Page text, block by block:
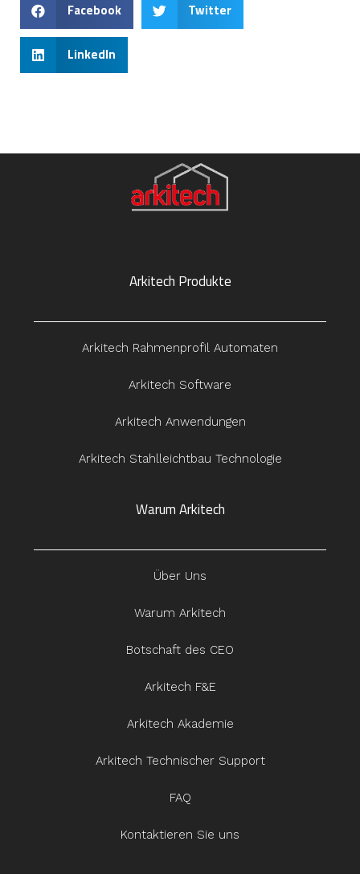
Facebook Twitter
LinkedIn
Arkitech Produkte
Arkitech Rahmenprofil Automaten
Arkitech Software
Arkitech Anwendungen
Arkitech Stahlleichtbau Technologie
Warum Arkitech
Über Uns
Warum Arkitech
Botschaft des CEO
Arkitech F&E
Arkitech Akademie
Arkitech Technischer Support
FAQ
Kontaktieren Sie uns